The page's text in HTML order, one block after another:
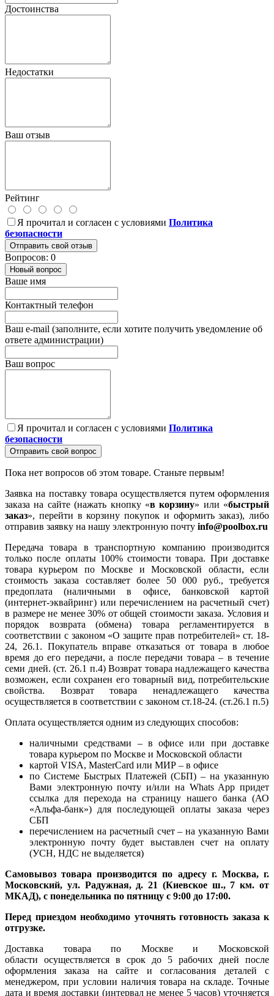
Достоинства
Недостатки
Ваш отзыв
Рейтинг
Я прочитал и согласен с условиями Политика
безопасности
Отправить свой отзыв
Вопросов: 0
Новый вопрос
Ваше имя
Контактный телефон
Ваш e-mail (заполните, если хотите получить уведомление об
ответе администрации)
Ваш вопрос
Я прочитал и согласен с условиями Политика
безопасности
Отправить свой вопрос
Пока нет вопросов об этом товаре. Станьте первым!
Заявка на поставку товара осуществляется путем оформления
заказа на сайте (нажать кнопку «в корзину» или «быстрый
заказ», перейти в корзину покупок и оформить заказ), либо
отправив заявку на нашу электронную почту info@poolbox.ru
Передача товара в транспортную компанию производится
только после оплаты 100% стоимости товара. При доставке
товара курьером по Москве и Московской области, если
стоимость заказа составляет более 50 000 руб., требуется
предоплата (наличными в офисе, банковской картой
(интернет-эквайринг) или перечислением на расчетный счет)
в размере не менее 30% от общей стоимости заказа. Условия и
порядок возврата (обмена) товара регламентируется в
соответствии с законом «О защите прав потребителей» ст. 18-
24, 26.1. Покупатель вправе отказаться от товара в любое
время до его передачи, а после передачи товара – в течение
семи дней. (ст. 26.1 п.4) Возврат товара надлежащего качества
возможен, если сохранен его товарный вид, потребительские
свойства. Возврат товара ненадлежащего качества
осуществляется в соответствии с законом ст.18-24. (ст.26.1 п.5)
Оплата осуществляется одним из следующих способов:
наличными средствами – в офисе или при доставке
товара курьером по Москве и Московской области
картой VISA, MasterCard или МИР – в офисе
по Системе Быстрых Платежей (СБП) – на указанную
Вами электронную почту и/или на Whats App придет
ссылка для перехода на страницу нашего банка (АО
«Альфа-банк») для последующей оплаты заказа через
СБП
перечислением на расчетный счет – на указанную Вами
электронную почту будет выставлен счет на оплату
(УСН, НДС не выделяется)
Самовывоз товара производится по адресу г. Москва, г.
Московский, ул. Радужная, д. 21 (Киевское ш., 7 км. от
МКАД), с понедельника по пятницу с 9:00 до 17:00.
Перед приездом необходимо уточнять готовность заказа к
отгрузке.
Доставка товара по Москве и Московской
области осуществляется в срок до 5 рабочих дней после
оформления заказа на сайте и согласования деталей с
менеджером, при условии наличия товара на складе. Точные
дата и время доставки (интервал не менее 5 часов) уточняется